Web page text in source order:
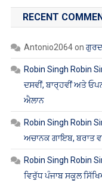
RECENT
Antonio2064on
Robin Singh Robin
ਦਸਵੀਂ, ਬਾਰ੍ਹਵੀਂ ਅਤੇ
ਐਲਾਨ
Robin Singh Robin
ਅਚਾਨਕ ਗਾਇਬ, ਬਰਾਤ
Robin Singh Robin
ਵਿਰੁੱਧ ਪੰਜਾਬ ਸਕੂਲ